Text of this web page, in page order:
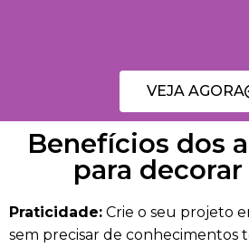
VEJA AGORA
Benefícios dos
para decorar
Praticidade: Crie o seu projeto
sem precisar de conhecimentos